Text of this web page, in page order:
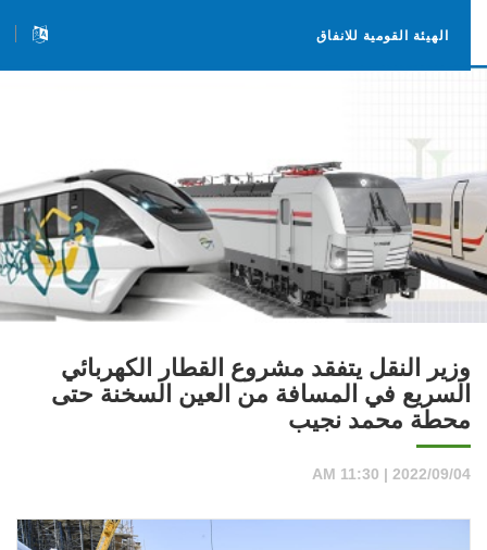
الهيئة القومية للانفاق
وزير النقل يتفقد مشروع القطار الكهربائي
السريع في المسافة من العين السخنة حتى
محطة محمد نجيب
2022/09/04 | 11:30 AM